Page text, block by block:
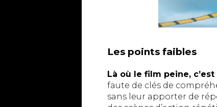
Les points faibles
Là où le film peine,
faute de clés de
sans leur apporter de